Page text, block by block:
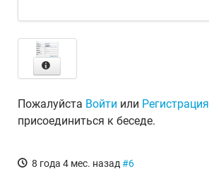
Пожалуйста Войти или Регистрация
присоединиться к беседе.
8 года 4 мес. назад #6